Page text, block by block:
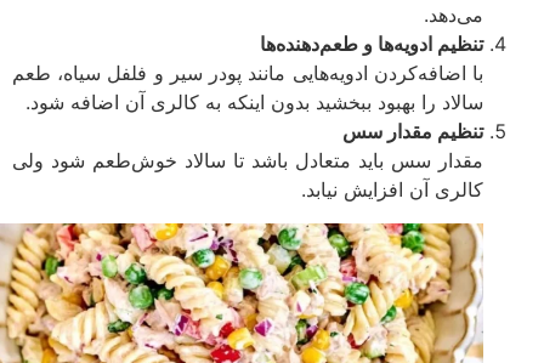
می‌دهد.
تنظیم ادویه‌ها و طعم‌دهنده‌ها
با اضافه‌کردن ادویه‌هایی مانند پودر سیر و فلفل سیاه، طعم
سالاد را بهبود ببخشید بدون اینکه به کالری آن اضافه شود.
تنظیم مقدار سس
مقدار سس باید متعادل باشد تا سالاد خوش‌طعم شود ولی
کالری آن افزایش نیابد.